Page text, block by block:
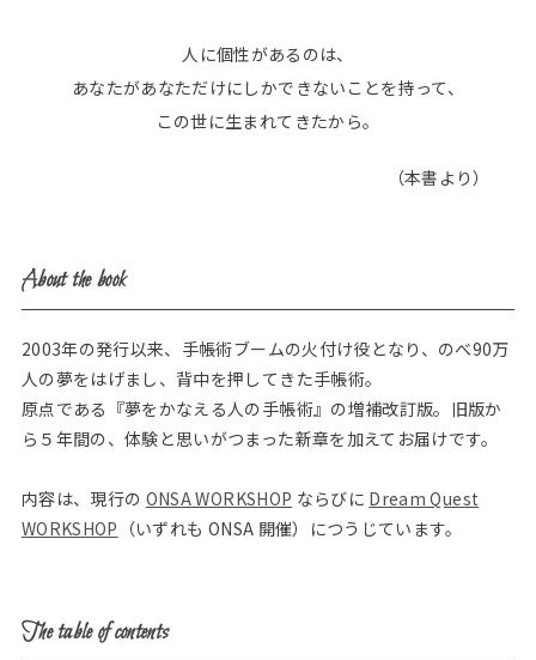
人に個性があるのは、
あなたがあなただけにしかできないことを持って、
この世に生まれてきたから。
（本書より）
About the book
2003年の発行以来、手帳術ブームの火付け役となり、のべ90万
人の夢をはげまし、背中を押してきた手帳術。
原点である『夢をかなえる人の手帳術』の増補改訂版。旧版か
ら５年間の、体験と思いがつまった新章を加えてお届けです。
内容は、現行の ONSA WORKSHOP ならびに Dream Quest
WORKSHOP （いずれも ONSA 開催）につうじています。
The table of contents